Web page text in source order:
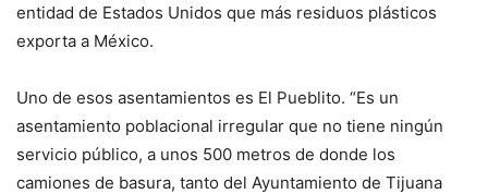
entidad de Estados Unidos que más residuos plásticos
exporta a México.
Uno de esos asentamientos es El Pueblito. “Es un
asentamiento poblacional irregular que no tiene ningún
servicio público, a unos 500 metros de donde los
camiones de basura, tanto del Ayuntamiento de Tijuana